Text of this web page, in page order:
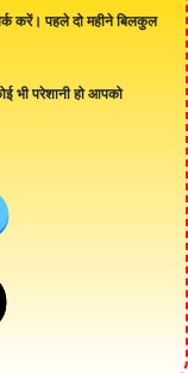
करें। पहले दो महीने बिलकुल
भी परेशानी हो आपको